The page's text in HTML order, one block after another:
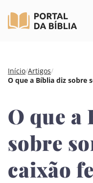
Pular
para
Início/Artigos/
O que a Bíblia diz sobre
O que
sobre
caixão